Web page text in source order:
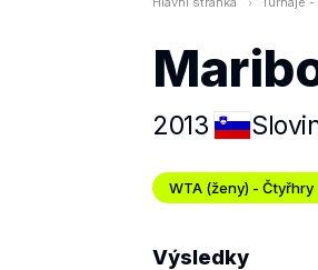
2013
WTA (ženy) - Čtyřhry
Výsledky